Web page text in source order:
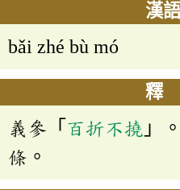
漢
bǎi zhé bù mó
義參「 百折不撓 」
條。